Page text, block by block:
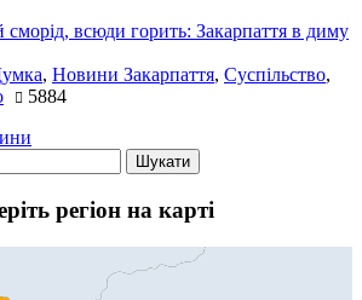
сморід, всюди горить: Закарпаття в диму
, Новини Закарпаття, Суспільство,
5884
регіон на карті